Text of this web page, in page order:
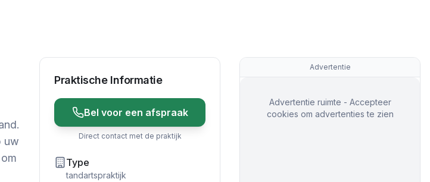
uw
Praktische Informatie
Bel voor een afspraak
Direct contact met de praktijk
Type
tandartspraktijk
Advertentie
Advertentie ruimte - Accepteer
cookies om advertenties te zien